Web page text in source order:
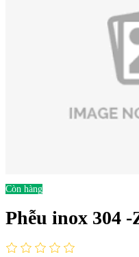
Còn hàng
Phễu inox 304 -